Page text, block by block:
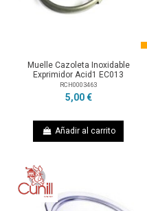
Muelle Cazoleta Inoxidable
Exprimidor Acid1 EC013
RCH0003463
5,00 €
Añadir al carrito